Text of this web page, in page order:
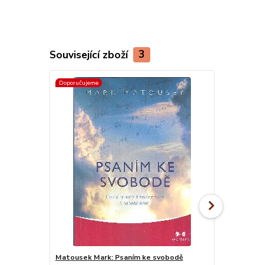
Související zboží 3
Doporučujeme
Matousek Mark: Psaním ke svobodě